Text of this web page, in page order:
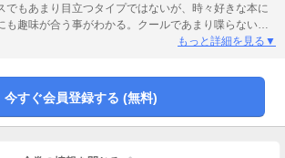
でもあまり目立つタイプではないが、時々好きな本に
も趣味が合う事がわかる。クールであまり喋らないま
に少し饒舌になる。タケルは自分にしか見せないまり
ンを忘れた事に気付き図書室へ戻ると、そこではマス
がらも下着姿で、スマートフォンに向けて自分のオナ
いるまりかを目撃してしまう。衝撃のあまり固まるタ
求と露出願望を抱いていたまりか。タケルは見てしま
もっと詳細を見る▼
今すぐ会員登録する (無料)